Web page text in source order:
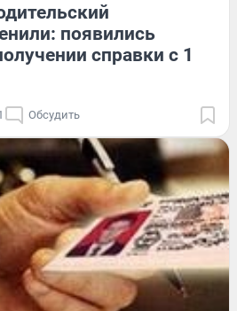
появились
справки с 1
Обсудить